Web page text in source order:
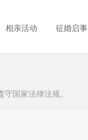
相亲活动 征婚启事
国家法律法规。